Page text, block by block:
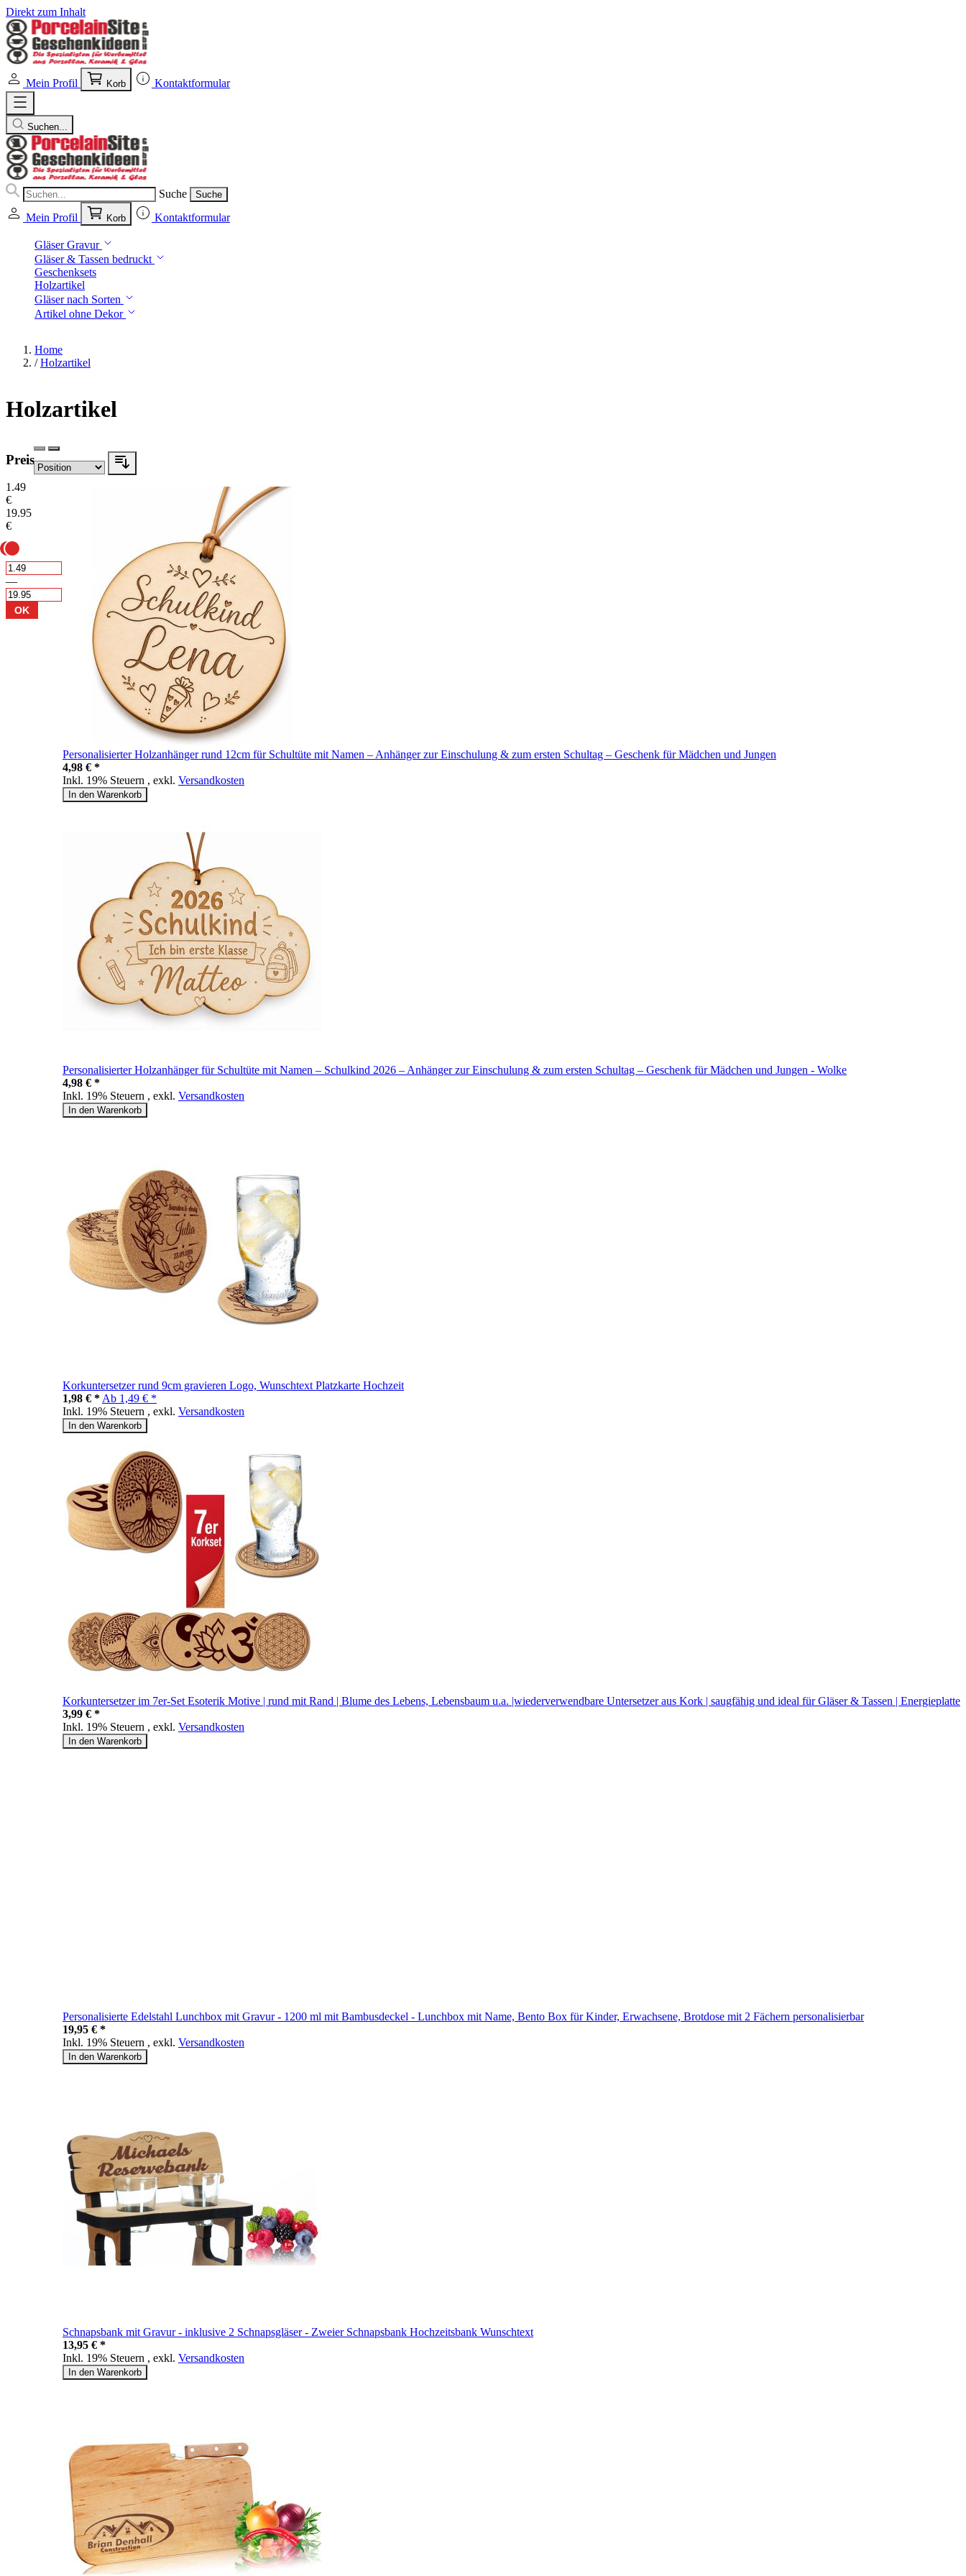
Direkt zum Inhalt
Mein Profil Korb Kontaktformular
Suchen...
Suche Suche
Mein Profil Korb Kontaktformular
Gläser Gravur
Gläser & Tassen bedruckt
Geschenksets
Holzartikel
Gläser nach Sorten
Artikel ohne Dekor
Home
/ Holzartikel
Holzartikel
Preis
1.49
€
19.95
€
—
OK
Personalisierter Holzanhänger rund 12cm für Schultüte mit Namen – Anhänger zur Einschulung & zum ersten Schultag – Geschenk für Mädchen und Jungen
4,98 € *
Inkl. 19% Steuern , exkl. Versandkosten
In den Warenkorb
Personalisierter Holzanhänger für Schultüte mit Namen – Schulkind 2026 – Anhänger zur Einschulung & zum ersten Schultag – Geschenk für Mädchen und Jungen - Wolke
4,98 € *
Inkl. 19% Steuern , exkl. Versandkosten
In den Warenkorb
Korkuntersetzer rund 9cm gravieren Logo, Wunschtext Platzkarte Hochzeit
1,98 € * Ab 1,49 € *
Inkl. 19% Steuern , exkl. Versandkosten
In den Warenkorb
Korkuntersetzer im 7er-Set Esoterik Motive | rund mit Rand | Blume des Lebens, Lebensbaum u.a. |wiederverwendbare Untersetzer aus Kork | saugfähig und ideal für Gläser & Tassen | Energieplatte
3,99 € *
Inkl. 19% Steuern , exkl. Versandkosten
In den Warenkorb
Personalisierte Edelstahl Lunchbox mit Gravur - 1200 ml mit Bambusdeckel - Lunchbox mit Name, Bento Box für Kinder, Erwachsene, Brotdose mit 2 Fächern personalisierbar
19,95 € *
Inkl. 19% Steuern , exkl. Versandkosten
In den Warenkorb
Schnapsbank mit Gravur - inklusive 2 Schnapsgläser - Zweier Schnapsbank Hochzeitsbank Wunschtext
13,95 € *
Inkl. 19% Steuern , exkl. Versandkosten
In den Warenkorb